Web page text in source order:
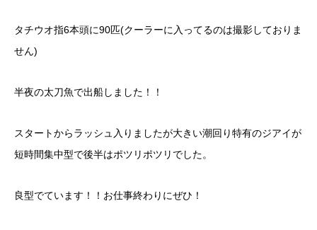
タチウオ指6本頭に90匹(クーラーに入ってるのは撮影しておりま
せん)
半夜の太刀魚で出船しました！！
スタートからラッシュ入りましたが大きい潮回り特有のジアイが
短時間集中型で後半はポツリポツリでした。
良型でています！！お仕事終わりにぜひ！